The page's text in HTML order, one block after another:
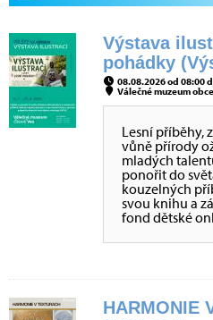
Výstava
pohádky
08.08.2026 od 08:00
Válečné muzeum
Lesní příběhy,
vůně přírody
mladých
ponořit do
kouzelných
svou knihu a
fond dětské
HARMONIE